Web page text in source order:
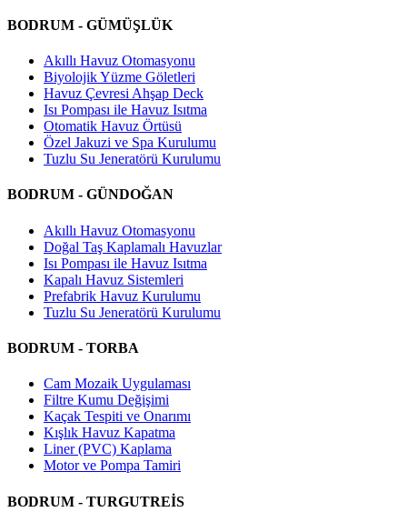
BODRUM - GÜMÜŞLÜK
Akıllı Havuz Otomasyonu
Biyolojik Yüzme Göletleri
Havuz Çevresi Ahşap Deck
Isı Pompası ile Havuz Isıtma
Otomatik Havuz Örtüsü
Özel Jakuzi ve Spa Kurulumu
Tuzlu Su Jeneratörü Kurulumu
BODRUM - GÜNDOĞAN
Akıllı Havuz Otomasyonu
Doğal Taş Kaplamalı Havuzlar
Isı Pompası ile Havuz Isıtma
Kapalı Havuz Sistemleri
Prefabrik Havuz Kurulumu
Tuzlu Su Jeneratörü Kurulumu
BODRUM - TORBA
Cam Mozaik Uygulaması
Filtre Kumu Değişimi
Kaçak Tespiti ve Onarımı
Kışlık Havuz Kapatma
Liner (PVC) Kaplama
Motor ve Pompa Tamiri
BODRUM - TURGUTREİS